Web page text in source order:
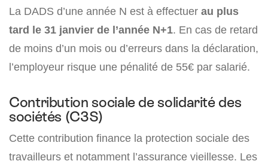
La DADS d’une année N est à effectuer au plus
tard le 31 janvier de l’année N+1. En cas de retard
de moins d’un mois ou d’erreurs dans la déclaration,
l’employeur risque une pénalité de 55€ par salarié.
Contribution sociale de solidarité des
sociétés (C3S)
Cette contribution finance la protection sociale des
travailleurs et notamment l’assurance vieillesse. Les